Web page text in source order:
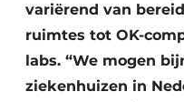
variërend van
ruimtes tot OK-
labs. “We mogen
ziekenhuizen in